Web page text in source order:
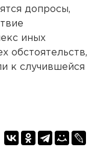
допросы,
иных
обстоятельств,
к случившейся